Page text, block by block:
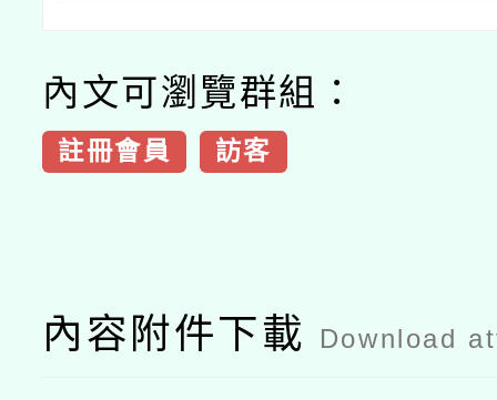
內文可瀏覽群組：
註冊會員 訪客
內容附件下載 Download